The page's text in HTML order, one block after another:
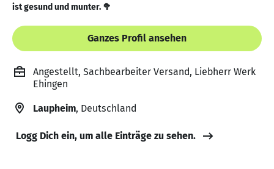
ist gesund und munter. 🥦
Ganzes Profil ansehen
Angestellt, Sachbearbeiter Versand, Liebherr Werk
Ehingen
Laupheim, Deutschland
Logg Dich ein, um alle Einträge zu sehen.